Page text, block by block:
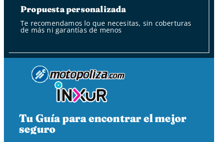
Propuesta personalizada
Te recomendamos lo que necesitas, sin coberturas
de más ni garantías de menos
Tu Guía para encontrar el mejor
seguro